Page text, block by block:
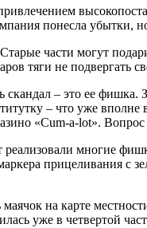
понесла убытки,
части могут
тяги не подвергать
– это ее
– что уже
«Cum-a-lot».
многие
прицеливания с
на карте
уже в четвертой